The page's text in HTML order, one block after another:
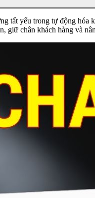
tất yếu trong tự động
giữ chân khách hàng và